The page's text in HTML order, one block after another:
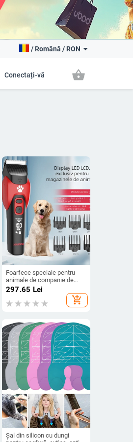
/ Română / RON
Conectați-vă shopping_basket
Foarfece speciale pentru
animale de companie de
mare putere, pentru tunderea
părului de animale mari,
tunsoare electrică, dispozitiv
de ras pentru pisici și câini
297.65 Lei
add_shopping_cart
Șal din silicon cu dungi